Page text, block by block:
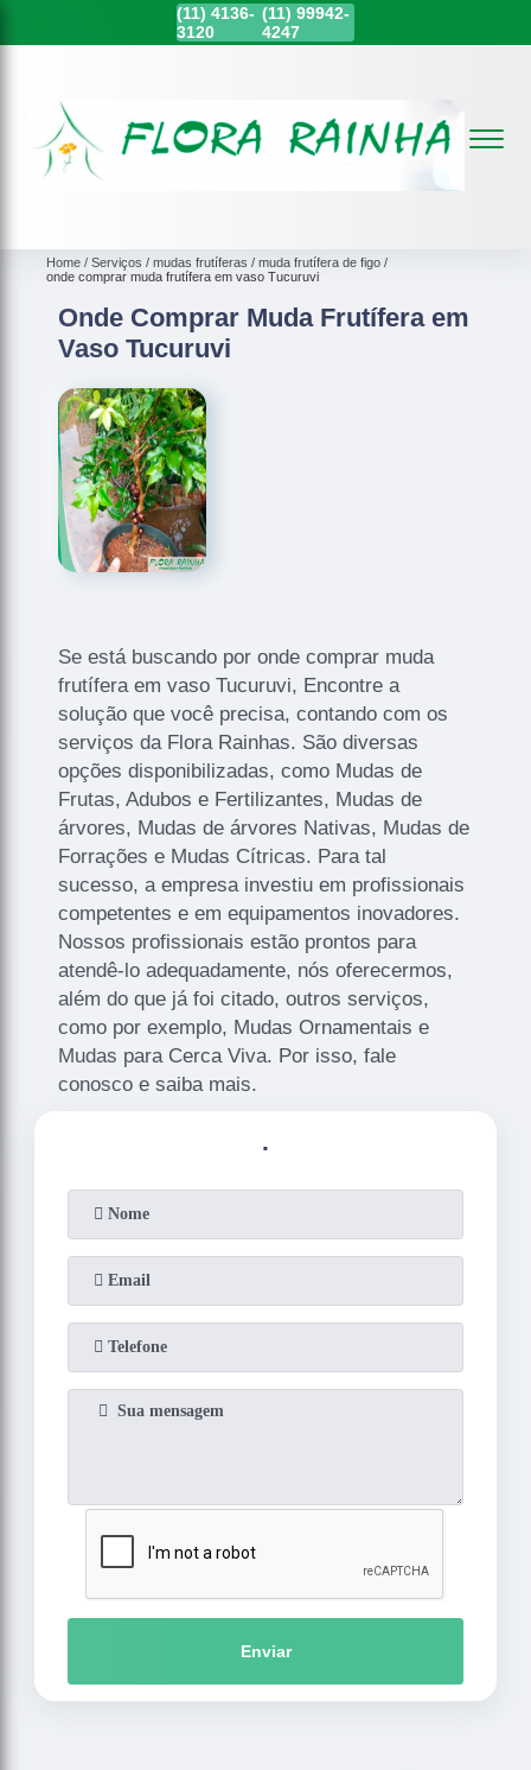
(11) 4136-
3120
(11)99942-
4247
Home Serviços mudas frutíferas
muda frutífera de figo
onde comprar muda frutífera em vaso Tucuruvi
Onde Comprar Muda Frutífera em
Vaso Tucuruvi
Se está buscando por onde comprar muda
frutífera em vaso Tucuruvi, Encontre a
solução que você precisa, contando com os
serviços da Flora Rainhas. São diversas
opções disponibilizadas, como Mudas de
Frutas, Adubos e Fertilizantes, Mudas de
árvores, Mudas de árvores Nativas, Mudas de
Forrações e Mudas Cítricas. Para tal
sucesso, a empresa investiu em profissionais
competentes e em equipamentos inovadores.
Nossos profissionais estão prontos para
atendê-lo adequadamente, nós oferecermos,
além do que já foi citado, outros serviços,
como por exemplo, Mudas Ornamentais e
Mudas para Cerca Viva. Por isso, fale
conosco e saiba mais.
.
Enviar